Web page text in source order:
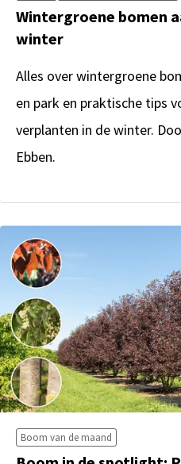
Wintergroene bomen
winter
Alles over wintergroene
en park en praktische tips
verplanten in de winter.
Ebben.
Boom van de maand